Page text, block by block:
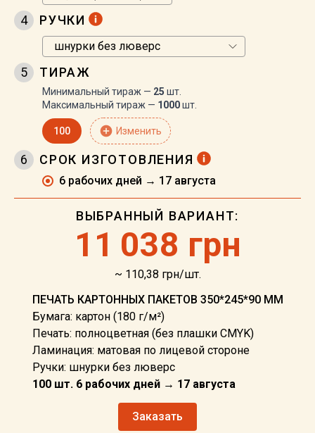
4 РУЧКИ
5 ТИРАЖ
Минимальный тираж — 25 шт.
Максимальный тираж — 1000шт.
100 add_circle Изменить
6 СРОК ИЗГОТОВЛЕНИЯ
6 рабочих дней → 17 августа
ВЫБРАННЫЙ ВАРИАНТ:
11 038 грн
~ 110,38 грн/шт.
ПЕЧАТЬ КАРТОННЫХ ПАКЕТОВ 350*245*90 ММ
Бумага: картон (180 г/м²)
Печать: полноцветная (без плашки CMYK)
Ламинация: матовая по лицевой стороне
Ручки: шнурки без люверс
100 шт. 6 рабочих дней → 17 августа
Заказать